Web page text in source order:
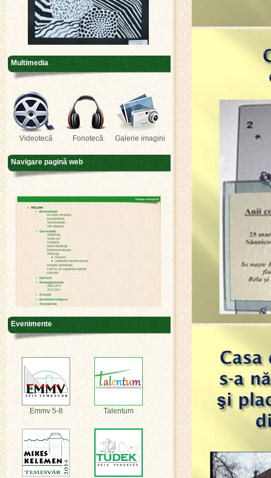
Multimedia
Videotecă Fonotecă Galerie imagini
Navigare pagină web
Evenimente
Emmv 5-8 Talentum